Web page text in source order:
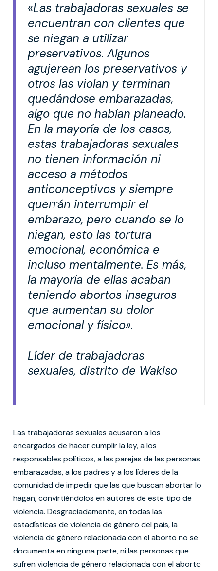
«Las trabajadoras sexuales se
encuentran con clientes que
se niegan a utilizar
preservativos. Algunos
agujerean los preservativos y
otros las violan y terminan
quedándose embarazadas,
algo que no habían planeado.
En la mayoría de los casos,
estas trabajadoras sexuales
no tienen información ni
acceso a métodos
anticonceptivos y siempre
querrán interrumpir el
embarazo, pero cuando se lo
niegan, esto las tortura
emocional, económica e
incluso mentalmente. Es más,
la mayoría de ellas acaban
teniendo abortos inseguros
que aumentan su dolor
emocional y físico».
Líder de trabajadoras
sexuales, distrito de Wakiso
Las trabajadoras sexuales acusaron a los
encargados de hacer cumplir la ley, a los
responsables políticos, a las parejas de las personas
embarazadas, a los padres y a los líderes de la
comunidad de impedir que las que buscan abortar lo
hagan, convirtiéndolos en autores de este tipo de
violencia. Desgraciadamente, en todas las
estadísticas de violencia de género del país, la
violencia de género relacionada con el aborto no se
documenta en ninguna parte, ni las personas que
sufren violencia de género relacionada con el aborto